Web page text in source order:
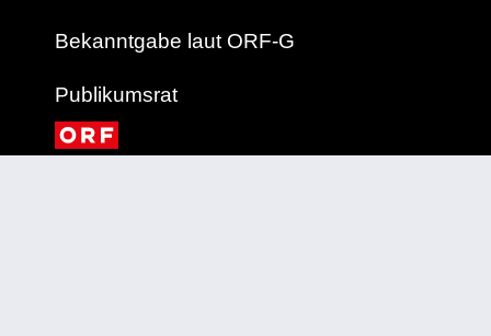
Bekanntgabe laut ORF-G
Publikumsrat